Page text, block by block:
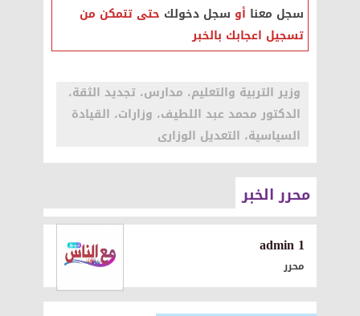
سجل معنا أو سجل دخولك حتى تتمكن من
تسجيل اعجابك بالخبر
وزير التربية والتعليم، مدارس، تجديد الثقة،
الدكتور محمد عبد اللطيف، وزارات، القيادة
السياسية، التعديل الوزارى
محرر الخبر
1 admin
محرر